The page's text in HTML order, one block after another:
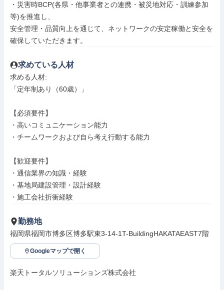
・災害時BCP(各県・他事業者との連携・被災地対応・訓練参加
等)を推進し、
安全管理・品質向上を通じて、ネットワークの安定稼働と安全を
確保していただきます。
求めている人材
求める人材:
「定年制あり（60歳）」
【必須要件】
・高いコミュニケーション能力
・チームワークおよび自ら考え行動する能力
【歓迎要件】
・通信業界の知識・経験
・基地局建設管理・設計経験
・施工会社折衝経験
勤務地
福岡県福岡市博多区博多駅東3-14-1T-BuildingHAKATAEAST7階
Googleマップで開く
楽天トータルソリューションズ株式会社